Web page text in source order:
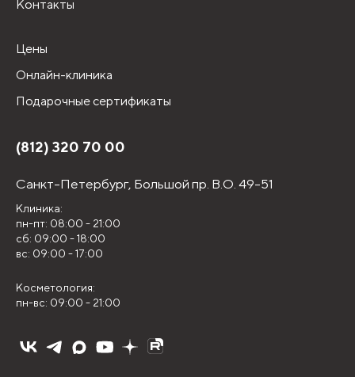
Контакты
Цены
Онлайн-клиника
Подарочные сертификаты
(812) 320 70 00
Санкт-Петербург, Большой пр. В.О. 49-51
Клиника:
пн-пт: 08:00 - 21:00
сб: 09:00 - 18:00
вс: 09:00 - 17:00
Косметология:
пн-вс: 09:00 - 21:00